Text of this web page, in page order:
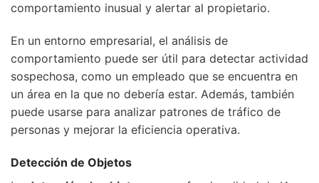
comportamiento inusual y alertar al propietario.
En un entorno empresarial, el análisis de
comportamiento puede ser útil para detectar actividad
sospechosa, como un empleado que se encuentra en
un área en la que no debería estar. Además, también
puede usarse para analizar patrones de tráfico de
personas y mejorar la eficiencia operativa.
Detección de Objetos